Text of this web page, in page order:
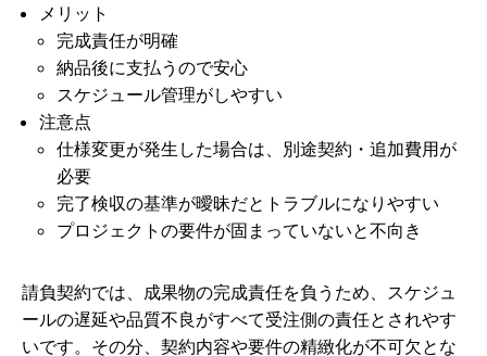
メリット
完成責任が明確
納品後に支払うので安心
スケジュール管理がしやすい
注意点
仕様変更が発生した場合は、別途契約・追加費用が
必要
完了検収の基準が曖昧だとトラブルになりやすい
プロジェクトの要件が固まっていないと不向き
請負契約では、成果物の完成責任を負うため、スケジュ
ールの遅延や品質不良がすべて受注側の責任とされやす
いです。その分、契約内容や要件の精緻化が不可欠とな